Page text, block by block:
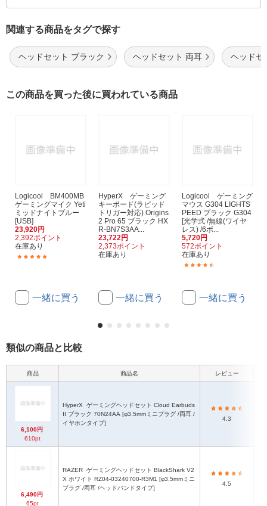
関連する商品をタグで探す
ヘッドセット ブラック ヘッドセット 両耳 ヘッドセ
この商品を買った後に買われている商品
Logicool BM400MB
ゲーミングマイク Yeti
ミッドナイトブルー
[USB]
23,920円
2,392ポイント
在庫あり
一緒に買う
HyperX ゲーミング
キーボード(ラピッド
トリガー対応) Origins
2 Pro 65 ブラック HX
R-BN7S3AA...
23,722円
2,373ポイント
在庫あり
一緒に買う
Logicool ゲーミング
マウス G304 LIGHTS
PEED ブラック G304
[光学式 /無線(ワイヤ
レス) /6ボ...
5,720円
572ポイント
在庫あり
一緒に買う
類似の商品と比較
商品 商品名 レビュー
6,100円
610pt
HyperX
II ブラック 70N24AA [φ3.5mmミニプラグ /両耳 /
イヤホンタイプ]
4.3
6,490円
65pt
RAZER
X ホワイト RZ04-03240700-R3M1 [φ3.5mmミニ
プラグ /両耳 /ヘッドバンドタイプ]
4.5